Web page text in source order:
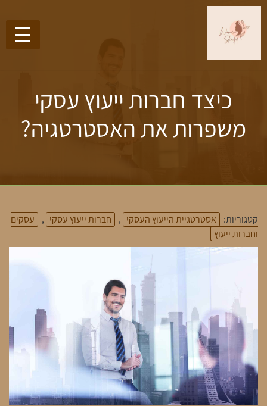
כיצד חברות ייעוץ עסקי
משפרות את האסטרטגיה?
קטגוריות: אסטרטגיית הייעוץ העסקי , חברות ייעוץ עסקי ,
עסקים
וחברות ייעוץ